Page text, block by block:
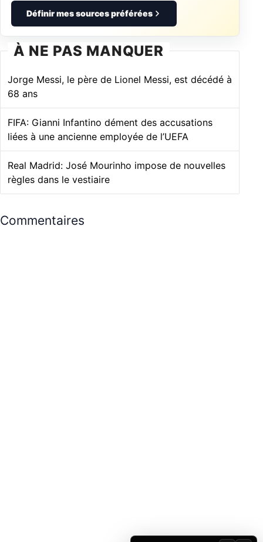
Définir mes sources préférées
À NE PAS MANQUER
Jorge Messi, le père de Lionel Messi, est décédé à
68 ans
FIFA: Gianni Infantino dément des accusations
liées à une ancienne employée de l’UEFA
Real Madrid: José Mourinho impose de nouvelles
règles dans le vestiaire
Commentaires